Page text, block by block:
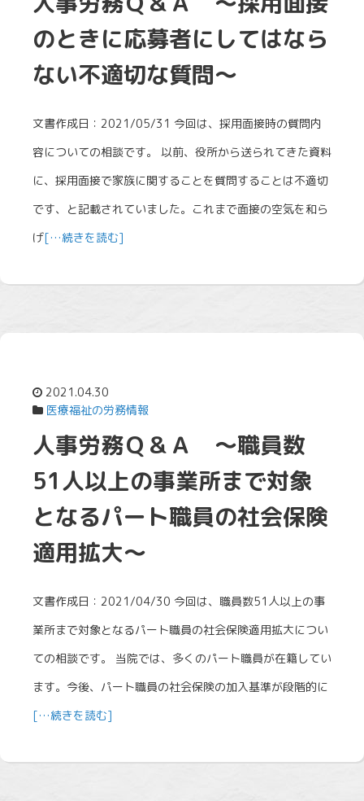
のときに応募者にしてはなら
ない不適切な質問～
文書作成日：2021/05/31 今回は、採用面接時の質問内
容についての相談です。 以前、役所から送られてきた資料
に、採用面接で家族に関することを質問することは不適切
です、と記載されていました。これまで面接の空気を和ら
げ[…続きを読む]
2021.04.30
医療福祉の労務情報
人事労務Ｑ＆Ａ ～職員数
51人以上の事業所まで対象
となるパート職員の社会保険
適用拡大～
文書作成日：2021/04/30 今回は、職員数51人以上の事
業所まで対象となるパート職員の社会保険適用拡大につい
ての相談です。 当院では、多くのパート職員が在籍してい
ます。今後、パート職員の社会保険の加入基準が段階的に
[…続きを読む]